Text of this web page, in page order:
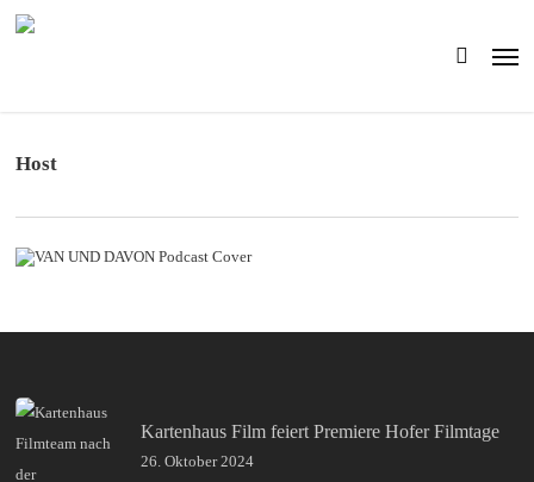
search
Host
Kartenhaus Film feiert Premiere Hofer Filmtage
26. Oktober 2024